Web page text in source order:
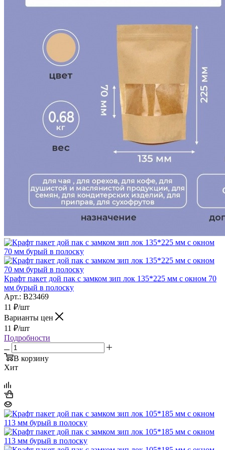
Крафт пакет дой пак с замком зип лок 135*225 мм с окном 70
мм бурый в полоску
Арт.: B23469
11 ₽/шт
Варианты цен
11 ₽/шт
Подробности
В корзину
Хит